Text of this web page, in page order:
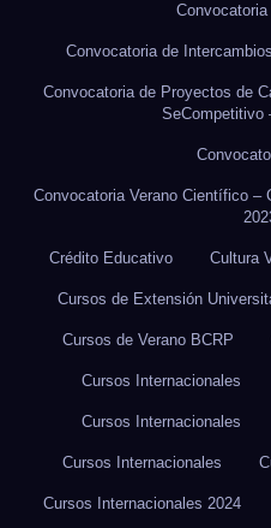
Convocatoria de
Convocatoria de Proyectos de
SeCompetitivo
Convocatoria Verano Científico –
Crédito Educativo Cultura
Cursos de Extensión
Cursos de Verano BCRP
Cursos Internacionales
Cursos Internacionales
Cursos Internacionales
Cursos Internacionales 2024